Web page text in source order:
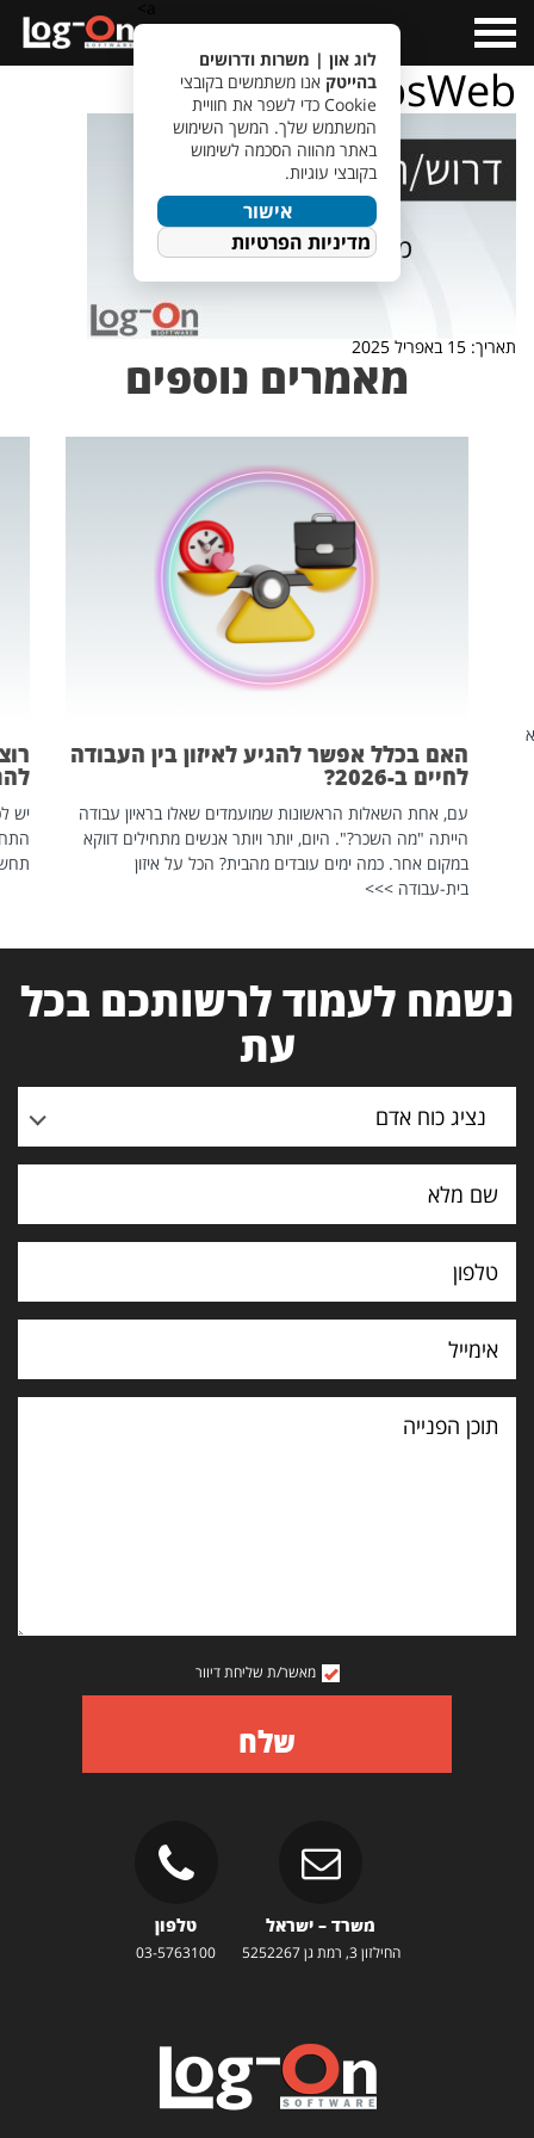
Menu
TempletJobsWeb
תאריך: 15 באפריל 2025
מאמרים נוספים
האם בכלל אפשר להגיע לאיזון בין העבודה
לחיים ב-2026?
עם, אחת השאלות הראשונות שמועמדים שאלו בראיון עבודה
הייתה "מה השכר?". היום, יותר ויותר אנשים מתחילים דווקא
במקום אחר. כמה ימים עובדים מהבית? הכל על איזון
בית-עבודה >>>
יש
נשמח לעמוד לרשותכם בכל
עת
נציג כוח אדם
תוכן
הפנייה
מאשר/ת שליחת דיוור
שלח
משרד – ישראל
החילזון 3, רמת גן 5252267
טלפון
03-5763100
לוג און | משרות ודרושים
בהייטק אנו משתמשים בקובצי
Cookie כדי לשפר את חוויית
המשתמש שלך. המשך השימוש
באתר מהווה הסכמה לשימוש
בקובצי עוגיות.
אישור
מדיניות הפרטיות